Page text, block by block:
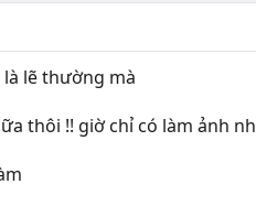
lẽ thường mà
thôi !! giờ chỉ có làm ảnh